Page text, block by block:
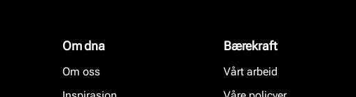
Om dna
Om oss
Bærekraft
Vårt arbeid